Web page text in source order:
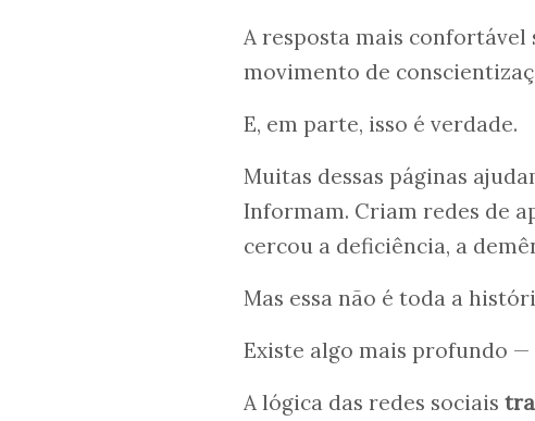
A resposta mais
movimento de
E, em parte, isso é verdade.
Muitas dessas páginas
Informam. Criam redes de
cercou a deficiência, a
Mas essa não é toda a
Existe algo mais profundo
A lógica das redes sociais